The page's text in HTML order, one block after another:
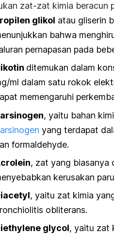
zat-zat kimia
glikol atau gliserin
bahwa
pernapasan pada
ditemukan dalam
ml dalam satu rokok
memengaruhi
, yaitu bahan
yang terdapat
formaldehyde.
, zat yang biasanya
kerusakan
, yaitu zat kimia
obliterans.
glycol, yaitu zat